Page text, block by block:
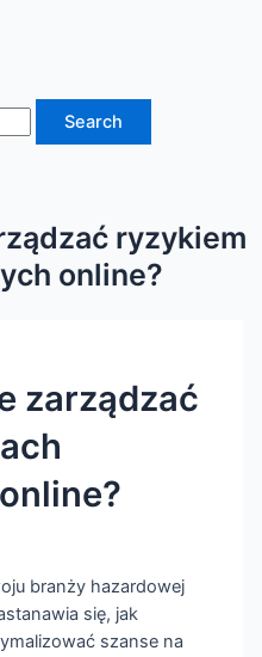
Search
ryzykiem
online?
zarządzać
branży hazardowej
się, jak
szanse na